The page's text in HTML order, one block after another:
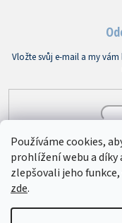
Používáme cookies,
prohlížení webu a
zlepšovali jeho
zde.
Vložte svůj e-mail a my
Bytový